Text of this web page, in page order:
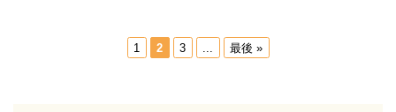
1 2 3 最後 »